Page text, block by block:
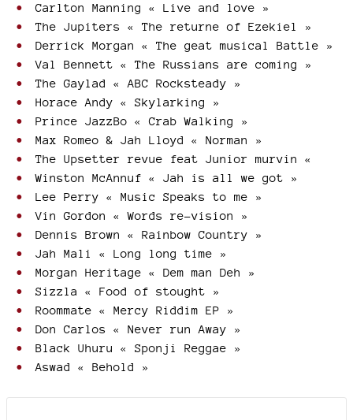
Carlton Manning « Live and love »
The Jupiters « The returne of Ezekiel »
Derrick Morgan « The geat musical Battle »
Val Bennett « The Russians are coming »
The Gaylad « ABC Rocksteady »
Horace Andy « Skylarking »
Prince JazzBo « Crab Walking »
Max Romeo & Jah Lloyd « Norman »
The Upsetter revue feat Junior murvin «
Winston McAnnuf « Jah is all we got »
Lee Perry « Music Speaks to me »
Vin Gordon « Words re-vision »
Dennis Brown « Rainbow Country »
Jah Mali « Long long time »
Morgan Heritage « Dem man Deh »
Sizzla « Food of stought »
Roommate « Mercy Riddim EP »
Don Carlos « Never run Away »
Black Uhuru « Sponji Reggae »
Aswad « Behold »